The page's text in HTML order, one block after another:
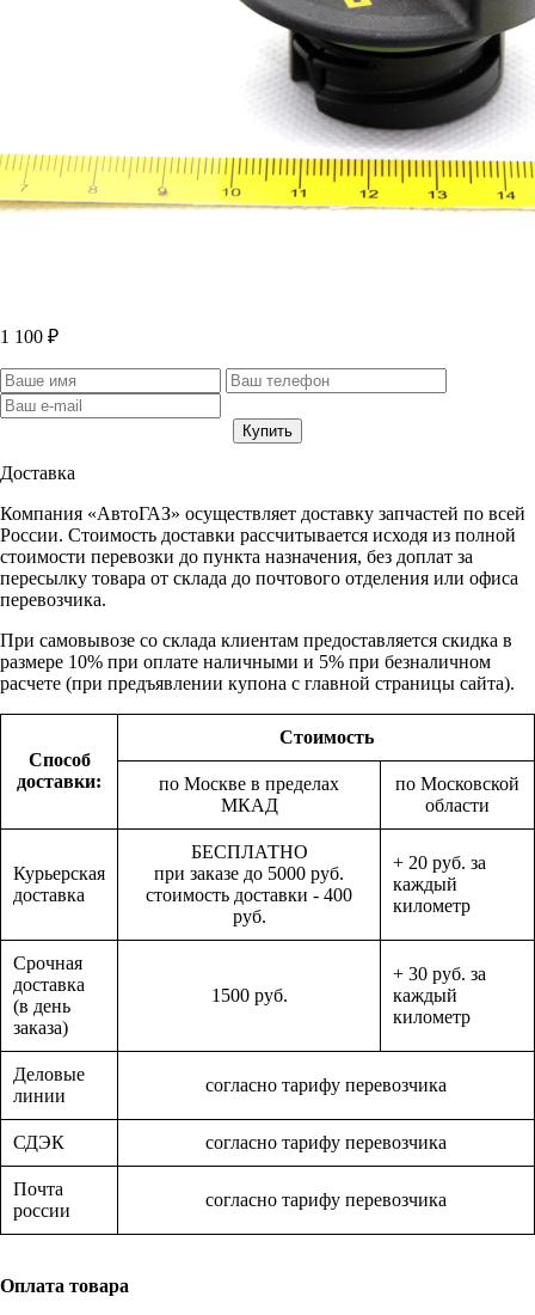
1 100 ₽
Доставка
Компания «АвтоГАЗ» осуществляет доставку запчастей по всей
России. Стоимость доставки рассчитывается исходя из полной
стоимости перевозки до пункта назначения, без доплат за
пересылку товара от склада до почтового отделения или офиса
перевозчика.
При самовывозе со склада клиентам предоставляется скидка в
размере 10% при оплате наличными и 5% при безналичном
расчете (при предъявлении купона с главной страницы сайта).
Способ
доставки:
Стоимость
по Москве в пределах
МКАД
по Московской
области
Курьерская
доставка
БЕСПЛАТНО
при заказе до 5000 руб.
стоимость доставки - 400
руб.
+ 20 руб. за
каждый
километр
Срочная
доставка
(в день
заказа)
1500 руб.
+ 30 руб. за
каждый
километр
Деловые
линии
согласно тарифу перевозчика
СДЭК согласно тарифу перевозчика
Почта
россии
согласно тарифу перевозчика
Оплата товара